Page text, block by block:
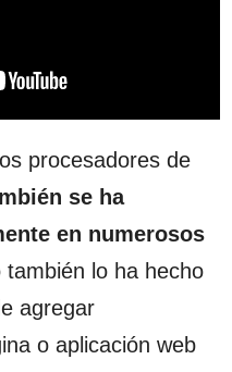
procesadores de
se ha
en numerosos
también lo ha hecho
agregar
o aplicación web